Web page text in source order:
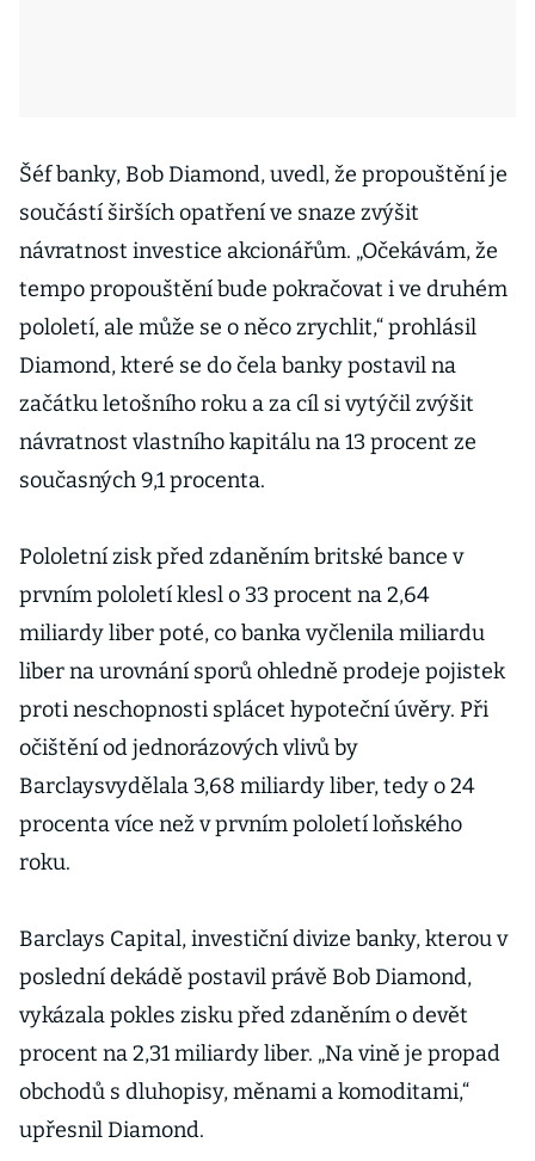
Šéf banky, Bob Diamond, uvedl, že propouštění je
součástí širších opatření ve snaze zvýšit
návratnost investice akcionářům. „Očekávám, že
tempo propouštění bude pokračovat i ve druhém
pololetí, ale může se o něco zrychlit,“ prohlásil
Diamond, které se do čela banky postavil na
začátku letošního roku a za cíl si vytýčil zvýšit
návratnost vlastního kapitálu na 13 procent ze
současných 9,1 procenta.
Pololetní zisk před zdaněním britské bance v
prvním pololetí klesl o 33 procent na 2,64
miliardy liber poté, co banka vyčlenila miliardu
liber na urovnání sporů ohledně prodeje pojistek
proti neschopnosti splácet hypoteční úvěry. Při
očištění od jednorázových vlivů by
Barclaysvydělala 3,68 miliardy liber, tedy o 24
procenta více než v prvním pololetí loňského
roku.
Barclays Capital, investiční divize banky, kterou v
poslední dekádě postavil právě Bob Diamond,
vykázala pokles zisku před zdaněním o devět
procent na 2,31 miliardy liber. „Na vině je propad
obchodů s dluhopisy, měnami a komoditami,“
upřesnil Diamond.